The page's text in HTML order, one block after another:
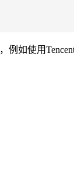
例如使用